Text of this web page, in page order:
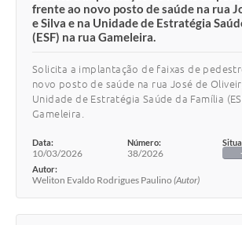
frente ao novo posto de saúde na rua
e Silva e na Unidade de Estratégia
(ESF) na rua Gameleira.
Solicita a implantação de faixas de
novo posto de saúde na rua José de
Unidade de Estratégia Saúde da Família
Gameleira.
Data:
10/03/2026
Número:
38/2026
Autor:
Weliton Evaldo Rodrigues Paulino (Autor)